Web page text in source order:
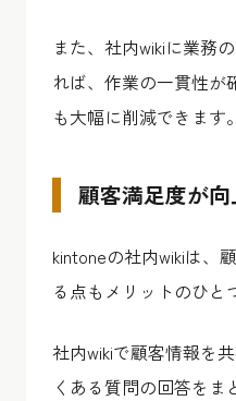
また、社内wikiに業務
れば、作業の一貫性が
も大幅に削減できます。
顧客満足度が向
kintoneの社内wikiは、
る点もメリットのひと
社内wikiで顧客情報を
くある質問の回答を